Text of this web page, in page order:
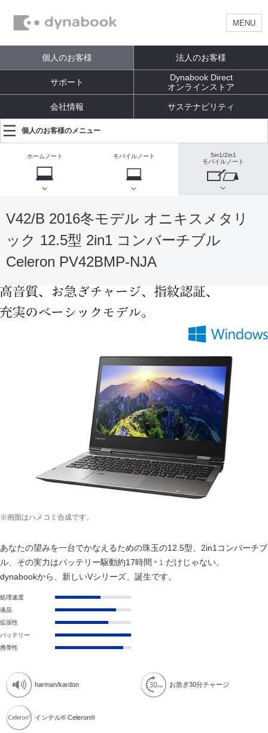
MENU
個人のお客様 法人のお客様
サポート
Dynabook Direct
オンラインストア
会社情報 サステナビリティ
個人のお客様のメニュー
ホームノート モバイルノート
5in1/2in1
モバイルノート
V42/B 2016冬モデル オニキスメタリ
ック 12.5型 2in1 コンバーチブル
Celeron PV42BMP-NJA
※画面はハメコミ合成です。
あなたの望みを一台でかなえるための珠玉の12.5型、2in1コンバーチブ
ル、その実力はバッテリー駆動約17時間 ＊1 だけじゃない。
dynabookから、新しいVシリーズ、誕生です。
処理速度
液晶
拡張性
バッテリー
携帯性
harman/kardon
インテル® Celeron®
お急ぎ30分チャージ